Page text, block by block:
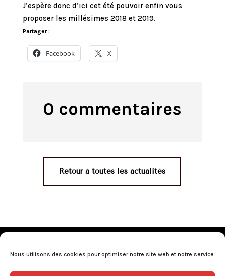
Nous utilisons des cookies pour optimiser notre site web et notre service.
J’espère donc d’ici cet été pouvoir enfin vous
proposer les millésimes 2018 et 2019.
Partager :
Facebook X
0 commentaires
Retour à toutes les actualités
Conditions générales de vente•Nos revendeurs•